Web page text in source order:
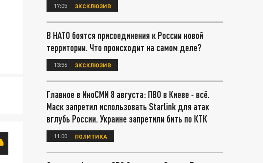
17:05 ЭКСКЛЮЗИВ
В НАТО боятся присоединения к России новой
территории. Что происходит на самом деле?
13:56 ЭКСКЛЮЗИВ
Главное в ИноСМИ 8 августа: ПВО в Киеве - всё.
Маск запретил использовать Starlink для атак
вглубь России. Украине запретили бить по КТК
11:00 ПОЛИТИКА